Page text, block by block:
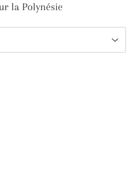
la Polynésie